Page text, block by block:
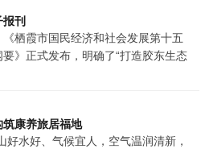
报刊
霞市国民经济和社会发展第十五
》正式发布，明确了“打造胶东生态
康养旅居福地
好、气候宜人，空气温润清新，